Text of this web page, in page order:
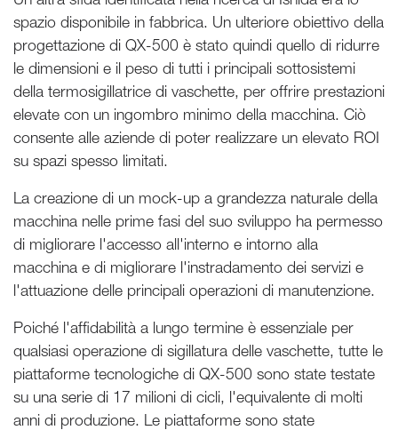
spazio disponibile in fabbrica. Un ulteriore obiettivo della
progettazione di QX-500 è stato quindi quello di ridurre
le dimensioni e il peso di tutti i principali sottosistemi
della termosigillatrice di vaschette, per offrire prestazioni
elevate con un ingombro minimo della macchina. Ciò
consente alle aziende di poter realizzare un elevato ROI
su spazi spesso limitati.
La creazione di un mock-up a grandezza naturale della
macchina nelle prime fasi del suo sviluppo ha permesso
di migliorare l'accesso all'interno e intorno alla
macchina e di migliorare l'instradamento dei servizi e
l'attuazione delle principali operazioni di manutenzione.
Poiché l'affidabilità a lungo termine è essenziale per
qualsiasi operazione di sigillatura delle vaschette, tutte le
piattaforme tecnologiche di QX-500 sono state testate
su una serie di 17 milioni di cicli, l'equivalente di molti
anni di produzione. Le piattaforme sono state